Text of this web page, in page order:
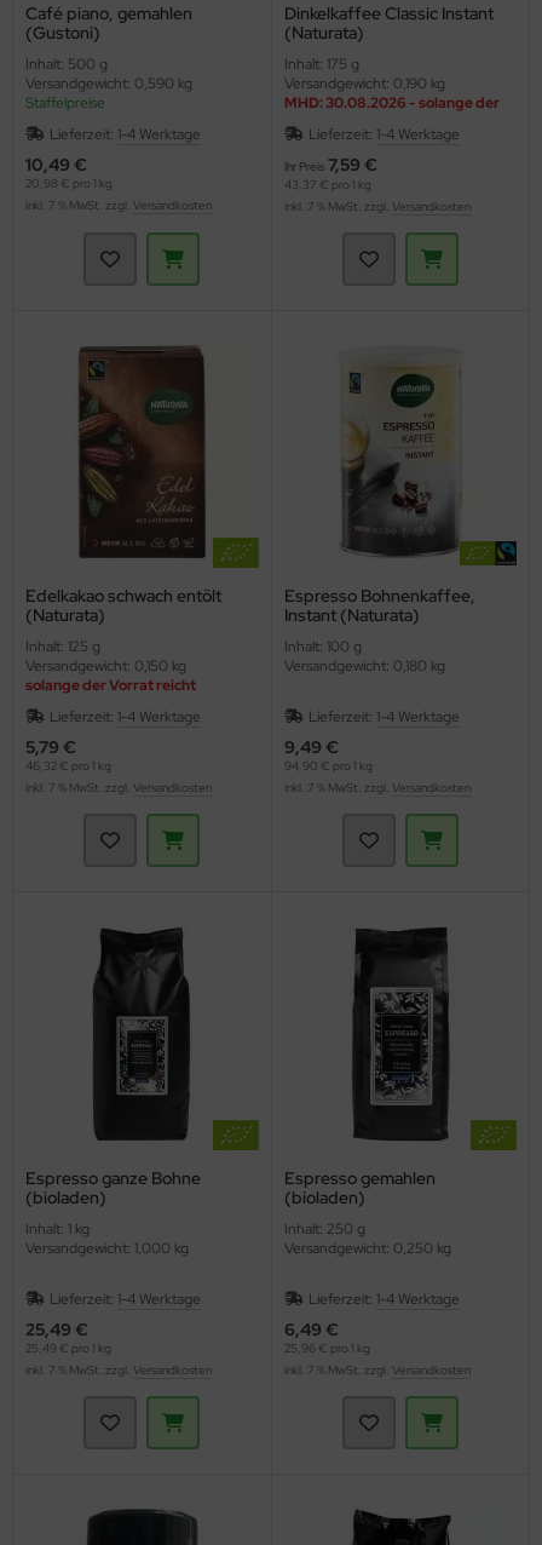
Café piano, gemahlen
(Gustoni)
Inhalt: 500 g
Versandgewicht: 0,590 kg
Staffelpreise
Lieferzeit: 1-4 Werktage
10,49 €
20,98 € pro 1 kg
inkl. 7 % MwSt. zzgl. Versandkosten
Dinkelkaffee Classic Instant
(Naturata)
Inhalt: 175 g
Versandgewicht: 0,190 kg
MHD: 30.08.2026 - solange der
Vorrat reicht
Lieferzeit: 1-4 Werktage
Ihr Preis 7,59 €
43,37 € pro 1 kg
inkl. 7 % MwSt. zzgl. Versandkosten
Edelkakao schwach entölt
(Naturata)
Inhalt: 125 g
Versandgewicht: 0,150 kg
solange der Vorrat reicht
Staffelpreise
Lieferzeit: 1-4 Werktage
5,79 €
46,32 € pro 1 kg
inkl. 7 % MwSt. zzgl. Versandkosten
Espresso Bohnenkaffee,
Instant (Naturata)
Inhalt: 100 g
Versandgewicht: 0,180 kg
Lieferzeit: 1-4 Werktage
9,49 €
94,90 € pro 1 kg
inkl. 7 % MwSt. zzgl. Versandkosten
Espresso ganze Bohne
(bioladen)
Inhalt: 1 kg
Versandgewicht: 1,000 kg
Lieferzeit: 1-4 Werktage
25,49 €
25,49 € pro 1 kg
inkl. 7 % MwSt. zzgl. Versandkosten
Espresso gemahlen
(bioladen)
Inhalt: 250 g
Versandgewicht: 0,250 kg
Lieferzeit: 1-4 Werktage
6,49 €
25,96 € pro 1 kg
inkl. 7 % MwSt. zzgl. Versandkosten